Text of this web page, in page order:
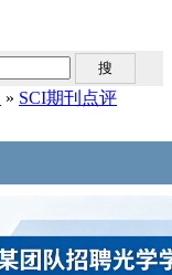
» SCI期刊点评